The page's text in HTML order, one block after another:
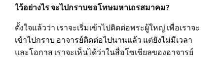
ไว้อย่างไร จะไปกราบขอโทษมหาเถรสมาคม?
ตั้งใจแล้วว่า เราจะเริ่มเข้าไปติดต่อพระผู้ใหญ่ เพื่อเราจะ
เข้าไปกราบ อาจารย์ติดต่อไปนานแล้ว แต่ยังไม่มีเวลา
และโอกาส เราจะเห็นได้ว่าในสื่อโซเชียลของอาจารย์